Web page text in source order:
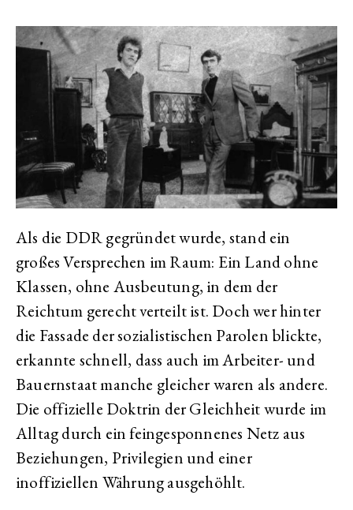
Als die DDR gegründet wurde, stand ein
großes Versprechen im Raum: Ein Land ohne
Klassen, ohne Ausbeutung, in dem der
Reichtum gerecht verteilt ist. Doch wer hinter
die Fassade der sozialistischen Parolen blickte,
erkannte schnell, dass auch im Arbeiter- und
Bauernstaat manche gleicher waren als andere.
Die offizielle Doktrin der Gleichheit wurde im
Alltag durch ein feingesponnenes Netz aus
Beziehungen, Privilegien und einer
inoffiziellen Währung ausgehöhlt.